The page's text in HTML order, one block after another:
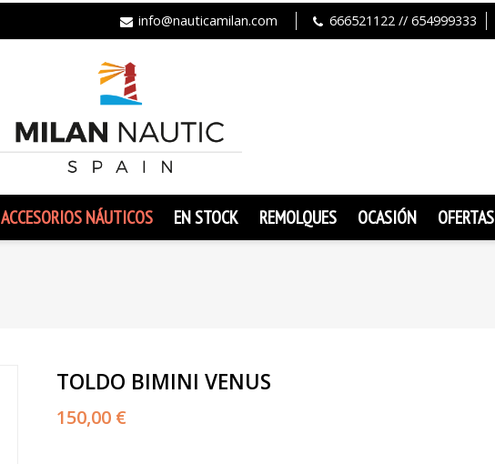
info@nauticamilan.com 666521122 // 654999333
ACCESORIOS NÁUTICOS EN STOCK REMOLQUES OCASIÓN OFERTAS
TOLDO BIMINI VENUS
150,00 €